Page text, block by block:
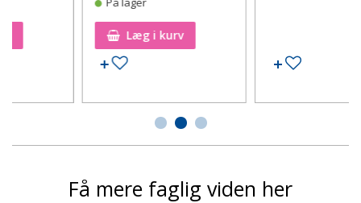
Tilføj til ønskeseddel
Tilføj til ønskeseddel
Få mere faglig viden her